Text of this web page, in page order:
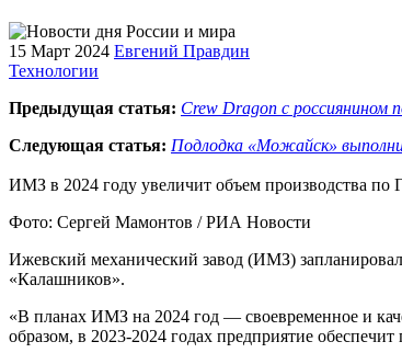
15 Март 2024 Евгений Правдин
Технологии
Предыдущая статья: Crew Dragon с россиянином
Следующая статья: Подлодка «Можайск»
ИМЗ в 2024 году увеличит объем производства по
Фото: Сергей Мамонтов / РИА Новости
Ижевский механический завод (ИМЗ)
«Калашников».
«В планах ИМЗ на 2024 год — своевременное и
образом, в 2023-2024 годах предприятие